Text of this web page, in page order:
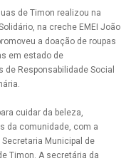
de Timon realizou na
na creche EMEI João
a doação de roupas
em estado de
Responsabilidade Social
cuidar da beleza,
da comunidade, com a
Municipal de
Timon. A secretária da